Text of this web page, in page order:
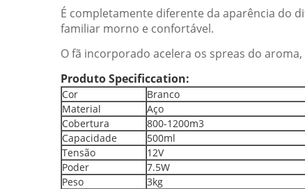
É completamente diferente da aparência do
familiar morno e confortável.
O fã incorporado acelera os spreas do
Produto Specificcation:
Cor
Branco
Material
Aço
Cobertura
800-1200m3
Capacidade
500ml
Tensão
12V
Poder
7.5W
Peso
3kg